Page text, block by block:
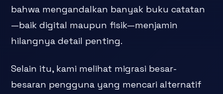
bahwa mengandalkan banyak buku catatan
—baik digital maupun fisik—menjamin
hilangnya detail penting.
Selain itu, kami melihat migrasi besar-
besaran pengguna yang mencari alternatif